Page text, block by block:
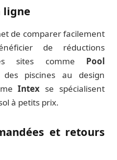
ligne
de comparer facilement
de réductions
sites comme Pool
des piscines au design
Intex se spécialisent
à petits prix.
et retours